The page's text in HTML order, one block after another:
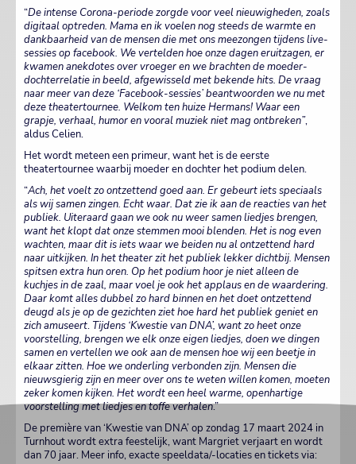
“De intense Corona-periode zorgde voor veel nieuwigheden, zoals
digitaal optreden. Mama en ik voelen nog steeds de warmte en
dankbaarheid van de mensen die met ons meezongen tijdens live-
sessies op facebook. We vertelden hoe onze dagen eruitzagen, er
kwamen anekdotes over vroeger en we brachten de moeder-
dochterrelatie in beeld, afgewisseld met bekende hits. De vraag
naar meer van deze ‘Facebook-sessies’ beantwoorden we nu met
deze theatertournee. Welkom ten huize Hermans! Waar een
grapje, verhaal, humor en vooral muziek niet mag ontbreken”,
aldus Celien.
Het wordt meteen een primeur, want het is de eerste
theatertournee waarbij moeder en dochter het podium delen.
“Ach, het voelt zo ontzettend goed aan. Er gebeurt iets speciaals
als wij samen zingen. Echt waar. Dat zie ik aan de reacties van het
publiek. Uiteraard gaan we ook nu weer samen liedjes brengen,
want het klopt dat onze stemmen mooi blenden. Het is nog even
wachten, maar dit is iets waar we beiden nu al ontzettend hard
naar uitkijken. In het theater zit het publiek lekker dichtbij. Mensen
spitsen extra hun oren. Op het podium hoor je niet alleen de
kuchjes in de zaal, maar voel je ook het applaus en de waardering.
Daar komt alles dubbel zo hard binnen en het doet ontzettend
deugd als je op de gezichten ziet hoe hard het publiek geniet en
zich amuseert. Tijdens ‘Kwestie van DNA’, want zo heet onze
voorstelling, brengen we elk onze eigen liedjes, doen we dingen
samen en vertellen we ook aan de mensen hoe wij een beetje in
elkaar zitten. Hoe we onderling verbonden zijn. Mensen die
nieuwsgierig zijn en meer over ons te weten willen komen, moeten
zeker komen kijken. Het wordt een heel warme, openhartige
voorstelling met liedjes en toffe verhalen.”
De première van ‘Kwestie van DNA’ op zondag 17 maart 2024 in
Turnhout wordt extra feestelijk, want Margriet verjaart en wordt
dan 70 jaar. Meer info, exacte speeldata/-locaties en tickets via: